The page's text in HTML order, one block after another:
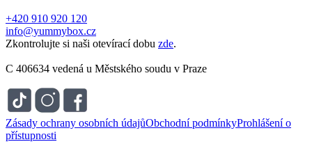
+420 910 920 120
info@yummybox.cz
Zkontrolujte si naši otevírací dobu zde.
C 406634 vedená u Městského soudu v Praze
Zásady ochrany osobních údajůObchodní podmínkyProhlášení o
přístupnosti